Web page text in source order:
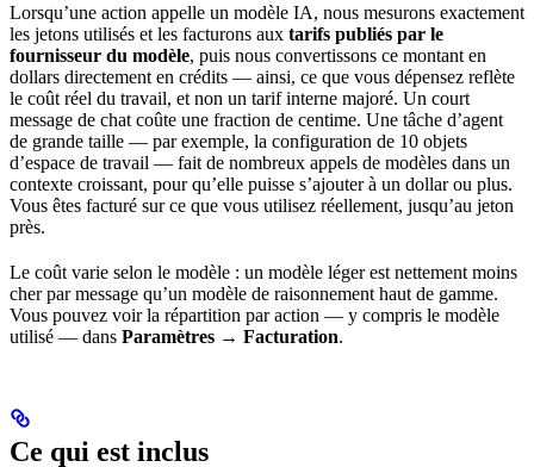
Lorsqu’une action appelle un modèle IA, nous mesurons exactement
les jetons utilisés et les facturons aux tarifs publiés par le
fournisseur du modèle, puis nous convertissons ce montant en
dollars directement en crédits — ainsi, ce que vous dépensez reflète
le coût réel du travail, et non un tarif interne majoré. Un court
message de chat coûte une fraction de centime. Une tâche d’agent
de grande taille — par exemple, la configuration de 10 objets
d’espace de travail — fait de nombreux appels de modèles dans un
contexte croissant, pour qu’elle puisse s’ajouter à un dollar ou plus.
Vous êtes facturé sur ce que vous utilisez réellement, jusqu’au jeton
près.
Le coût varie selon le modèle : un modèle léger est nettement moins
cher par message qu’un modèle de raisonnement haut de gamme.
Vous pouvez voir la répartition par action — y compris le modèle
utilisé — dans Paramètres → Facturation.
Ce qui est inclus